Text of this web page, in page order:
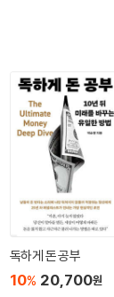
독하게 돈 공부
10% 20,700원